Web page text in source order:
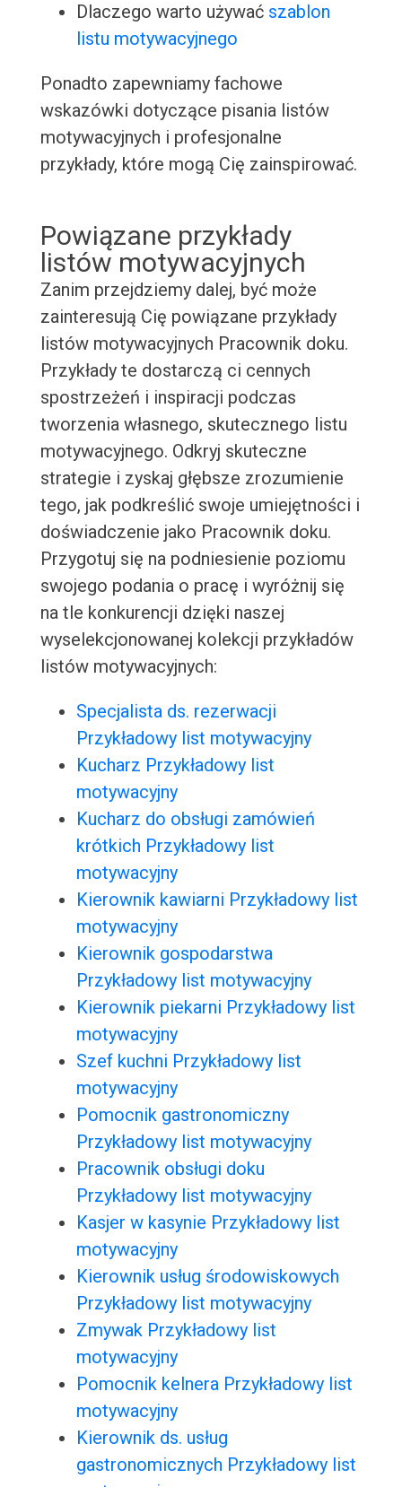
Dlaczego warto używać szablon
listu motywacyjnego
Ponadto zapewniamy fachowe
wskazówki dotyczące pisania listów
motywacyjnych i profesjonalne
przykłady, które mogą Cię zainspirować.
Powiązane przykłady
listów motywacyjnych
Zanim przejdziemy dalej, być może
zainteresują Cię powiązane przykłady
listów motywacyjnych Pracownik doku.
Przykłady te dostarczą ci cennych
spostrzeżeń i inspiracji podczas
tworzenia własnego, skutecznego listu
motywacyjnego. Odkryj skuteczne
strategie i zyskaj głębsze zrozumienie
tego, jak podkreślić swoje umiejętności i
doświadczenie jako Pracownik doku.
Przygotuj się na podniesienie poziomu
swojego podania o pracę i wyróżnij się
na tle konkurencji dzięki naszej
wyselekcjonowanej kolekcji przykładów
listów motywacyjnych:
Specjalista ds. rezerwacji
Przykładowy list motywacyjny
Kucharz Przykładowy list
motywacyjny
Kucharz do obsługi zamówień
krótkich Przykładowy list
motywacyjny
Kierownik kawiarni Przykładowy list
motywacyjny
Kierownik gospodarstwa
Przykładowy list motywacyjny
Kierownik piekarni Przykładowy list
motywacyjny
Szef kuchni Przykładowy list
motywacyjny
Pomocnik gastronomiczny
Przykładowy list motywacyjny
Pracownik obsługi doku
Przykładowy list motywacyjny
Kasjer w kasynie Przykładowy list
motywacyjny
Kierownik usług środowiskowych
Przykładowy list motywacyjny
Zmywak Przykładowy list
motywacyjny
Pomocnik kelnera Przykładowy list
motywacyjny
Kierownik ds. usług
gastronomicznych Przykładowy list